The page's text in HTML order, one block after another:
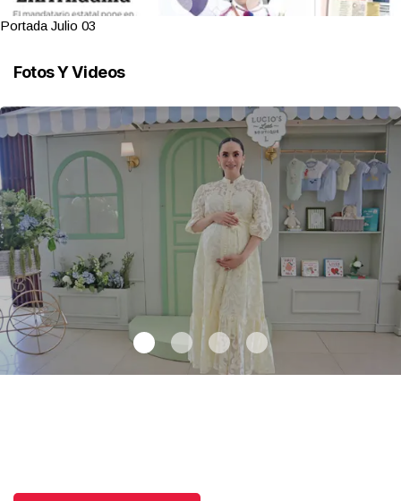
Portada Julio 03
Fotos Y Videos